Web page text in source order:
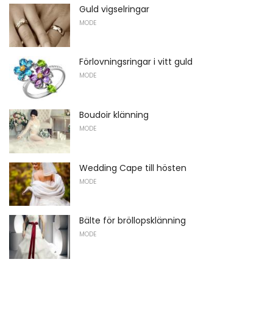
Guld vigselringar
MODE
Förlovningsringar i vitt guld
MODE
Boudoir klänning
MODE
Wedding Cape till hösten
MODE
Bälte för bröllopsklänning
MODE